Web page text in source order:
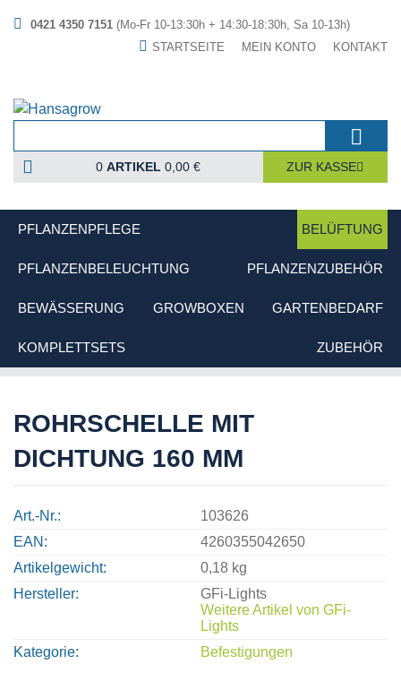
0421 4350 7151 (Mo-Fr 10-13:30h + 14:30-18:30h, Sa 10-13h)
STARTSEITE
MEIN KONTO KONTAKT
0 ARTIKEL 0,00 € ZUR KASSE
PFLANZENPFLEGE BELÜFTUNG
PFLANZENBELEUCHTUNG PFLANZENZUBEHÖR
BEWÄSSERUNG GROWBOXEN GARTENBEDARF
KOMPLETTSETS ZUBEHÖR
ROHRSCHELLE MIT
DICHTUNG 160 MM
Art.-Nr.
103626
EAN
4260355042650
Artikelgewicht
0,18 kg
Hersteller
GFi-Lights
Weitere Artikel von GFi-
Lights
Kategorie
Befestigungen